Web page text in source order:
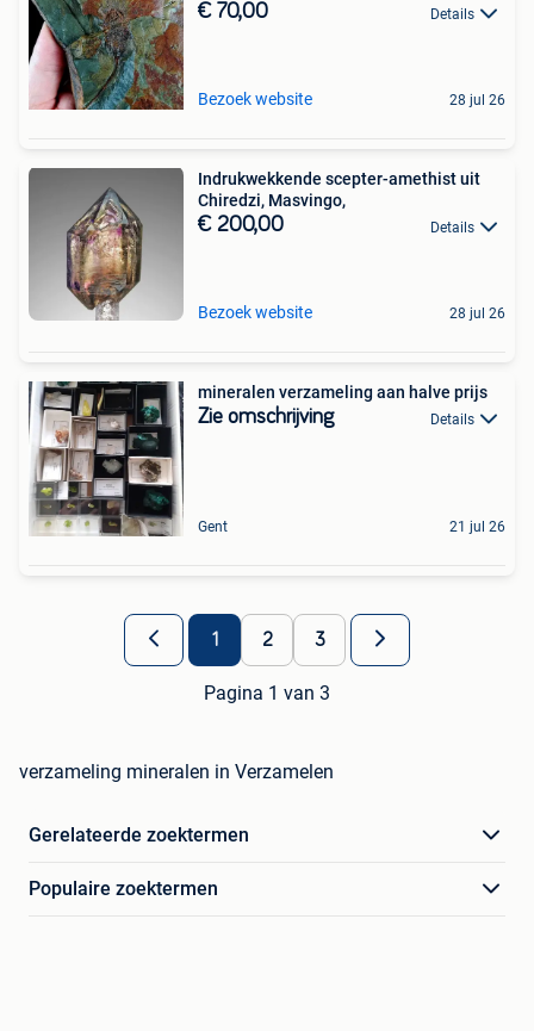
€ 70,00 Details
Bezoek website 28 jul 26
Indrukwekkende scepter-amethist uit
Chiredzi, Masvingo,
€ 200,00 Details
Bezoek website 28 jul 26
mineralen verzameling aan halve prijs
Zie omschrijving Details
Gent 21 jul 26
1 2 3
Pagina 1 van 3
verzameling mineralen in Verzamelen
Gerelateerde zoektermen
Populaire zoektermen